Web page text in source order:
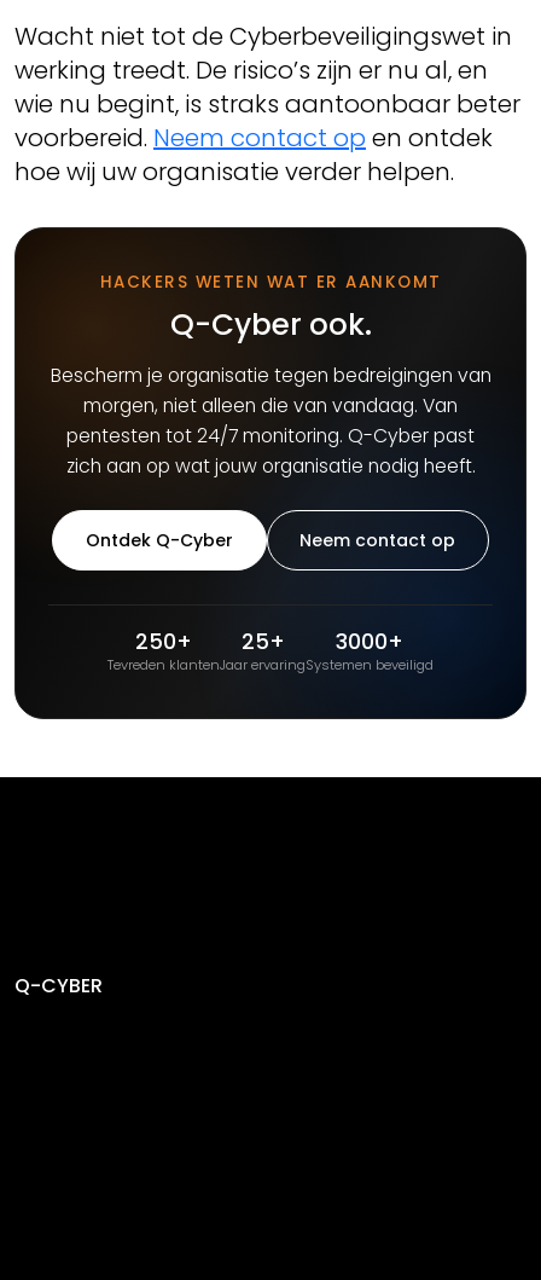
Wacht niet tot de Cyberbeveiligingswet in
werking treedt. De risico’s zijn er nu al, en
wie nu begint, is straks aantoonbaar beter
voorbereid. Neem contact op en ontdek
hoe wij uw organisatie verder helpen.
HACKERS WETEN WAT ER AANKOMT
Q-Cyber ook.
Bescherm je organisatie tegen bedreigingen van
morgen, niet alleen die van vandaag. Van
pentesten tot 24/7 monitoring. Q-Cyber past
zich aan op wat jouw organisatie nodig heeft.
Ontdek Q-Cyber Neem contact op
250+
Tevreden klanten
25+
Jaar ervaring
3000+
Systemen beveiligd
Q-CYBER